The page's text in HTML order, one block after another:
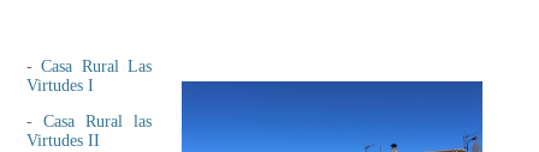
-Casa Rural Las
Virtudes I
- Casa Rural las
Virtudes II